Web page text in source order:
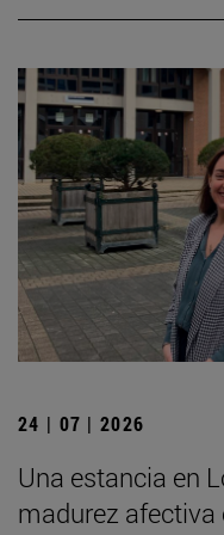
24 | 07 | 2026
Una estancia en
madurez